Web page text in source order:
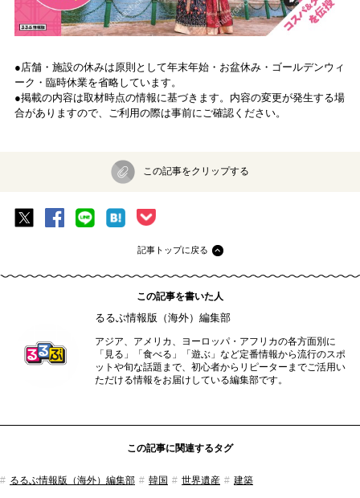
●店舗・施設の休みは原則として年末年始・お盆休み・ゴールデンウィ
ーク・臨時休業を省略しています。
●掲載の内容は取材時点の情報に基づきます。内容の変更が発生する場
合がありますので、ご利用の際は事前にご確認ください。
この記事をクリップする
記事トップに戻る
この記事を書いた人
るるぶ情報版（海外）編集部
アジア、アメリカ、ヨーロッパ・アフリカの各方面別に
「見る」「食べる」「遊ぶ」など定番情報から流行のスポ
ットや旬な話題まで、初心者からリピーターまでご活用い
ただける情報をお届けしている編集部です。
この記事に関連するタグ
るるぶ情報版（海外）編集部 韓国 世界遺産 建築